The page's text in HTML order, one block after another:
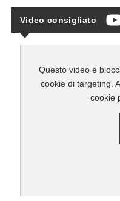
Video consigliato
Questo video è
cookie di targeting.
cookie